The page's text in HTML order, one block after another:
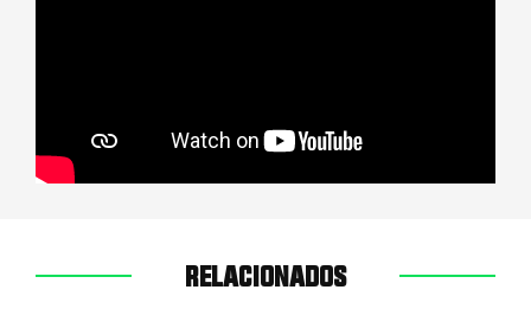
RELACIONADOS